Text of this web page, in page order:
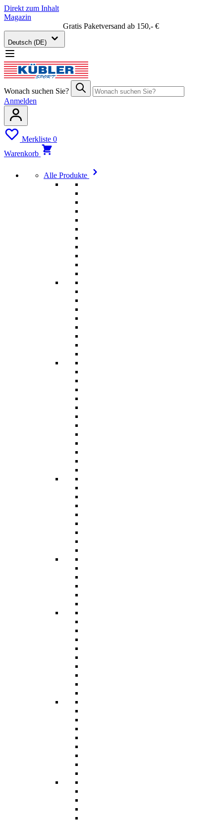
Direkt zum Inhalt
Magazin
Gratis Paketversand ab 150,- €
Deutsch (DE)
Wonach suchen Sie?
Anmelden
Merkliste 0
Warenkorb
Alle Produkte